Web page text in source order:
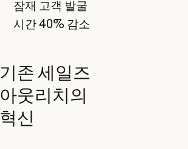
잠재 고객 발굴
시간 40% 감소
기존 세일즈
아웃리치의
혁신